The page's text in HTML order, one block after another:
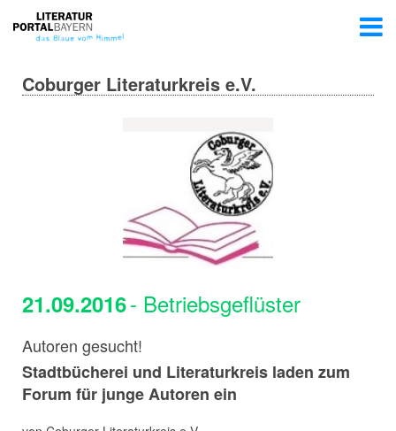
Coburger Literaturkreis e.V.
21.09.2016- Betriebsgeflüster
Autoren gesucht!
Stadtbücherei und Literaturkreis laden zum
Forum für junge Autoren ein